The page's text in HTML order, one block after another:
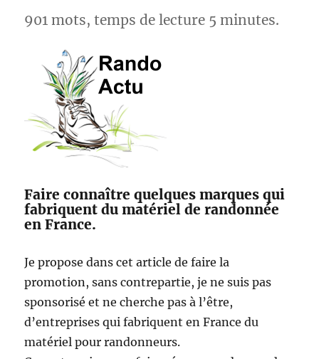
phocéenne
901 mots, temps de lecture 5 minutes.
Faire connaître quelques marques qui
fabriquent du matériel de randonnée
en France.
Je propose dans cet article de faire la
promotion, sans contrepartie, je ne suis pas
sponsorisé et ne cherche pas à l’être,
d’entreprises qui fabriquent en France du
matériel pour randonneurs.